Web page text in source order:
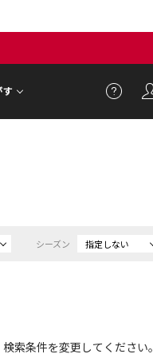
す
シーズン 指定しない
索条件を変更してください。